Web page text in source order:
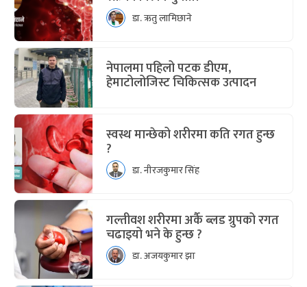
डा. ऋतु लामिछाने
नेपालमा पहिलो पटक डीएम,
हेमाटोलोजिस्ट चिकित्सक उत्पादन
स्वस्थ मान्छेको शरीरमा कति रगत हुन्छ
?
डा. नीरजकुमार सिंह
गल्तीवश शरीरमा अर्कै ब्लड ग्रुपको रगत
चढाइयो भने के हुन्छ ?
डा. अजयकुमार झा